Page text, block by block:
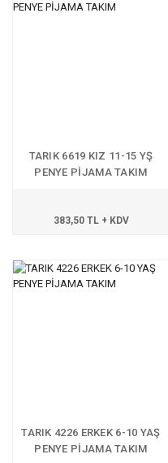
TARIK 6619 KIZ 11-15 YŞ
PENYE PİJAMA TAKIM
383,50 TL + KDV
TARIK 4226 ERKEK 6-10 YAŞ
PENYE PİJAMA TAKIM